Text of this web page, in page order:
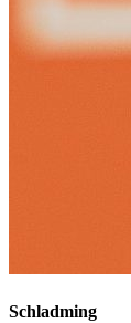
Schladming